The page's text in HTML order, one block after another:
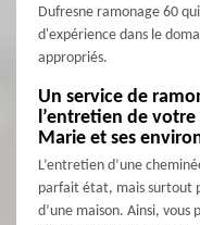
Dufresne ramonage 60
d'expérience dans le
appropriés.
Un service de
l’entretien de
Marie et ses
L’entretien d’une
parfait état, mais surtout
d’une maison. Ainsi, vous